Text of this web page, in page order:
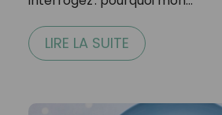
LIRE LA SUITE